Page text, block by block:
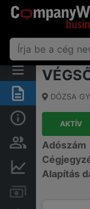
Összegzés
Alap
Személyek
Pénzügyi
DÓZSA
AKTÍV
Adószám
Alapítás